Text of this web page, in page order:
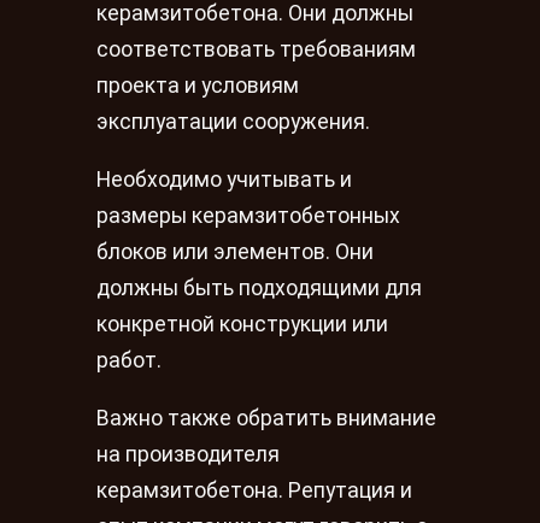
керамзитобетона. Они должны
соответствовать требованиям
проекта и условиям
эксплуатации сооружения.
Необходимо учитывать и
размеры керамзитобетонных
блоков или элементов. Они
должны быть подходящими для
конкретной конструкции или
работ.
Важно также обратить внимание
на производителя
керамзитобетона. Репутация и